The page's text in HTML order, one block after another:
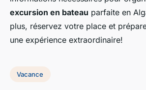
excursion en bateau parfaite en
plus, réservez votre place et
une expérience extraordinaire!
Vacance